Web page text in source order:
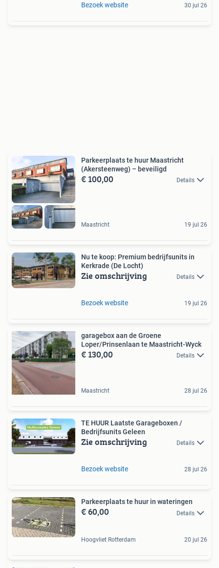
Bezoek website 30 jul 26
Parkeerplaats te huur Maastricht
(Akersteenweg) – beveiligd
€ 100,00 Details
Maastricht 19 jul 26
Nu te koop: Premium bedrijfsunits in
Kerkrade (De Locht)
Zie omschrijving Details
Bezoek website 19 jul 26
garagebox aan de Groene
Loper/Prinsenlaan te Maastricht-Wyck
€ 130,00 Details
Maastricht 28 jul 26
TE HUUR Laatste Garageboxen /
Bedrijfsunits Geleen
Zie omschrijving Details
Bezoek website 28 jul 26
Parkeerplaats te huur in wateringen
€ 60,00 Details
Hoogvliet Rotterdam 20 jul 26